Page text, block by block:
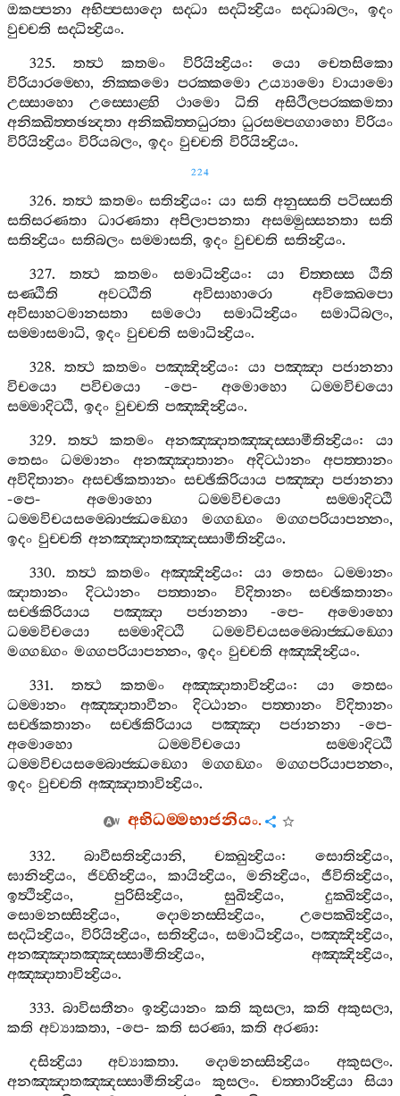
ඔකප‍්පනා අභිප‍්පසාදො සද‍්ධා සද‍්ධින්‍ද්‍රියං සද‍්ධාබලං,ඉදං
වුච‍්චති සද‍්ධින්‍ද්‍රියං.
325. තත්‍ථ කතමං විරියින්‍ද්‍රියං: යො
චෙතසිකො
විරියාරම‍්භො,නික‍්කමො පරක‍්කමො උය්‍යාමො වායාමො
උස‍්සාහො
උස‍්සොළ‍්හි ථාමො ධිති
අසිථිලපරක‍්කමතා
අනික‍්ඛිත‍්තඡන්‍දතා අනික‍්ඛිත‍්තධුරතා ධුරසම‍්පග‍්ගාහො විරියං
විරියින්‍ද්‍රියං විරියබලං, ඉදං වුච‍්චති විරියින්‍ද්‍රියං.
224
326. තත්‍ථ කතමං සතින්‍ද්‍රියං:යා සති අනුස‍්සති පටිස‍්සති
සතිසරණතා
ධාරණතා අපිලාපනතා අසම‍්මුස‍්සනතා
සති
සතින්‍ද්‍රියං සතිබලං සම‍්මාසති, ඉදං වුච‍්චති සතින්‍ද්‍රියං.
327.තත්‍ථ කතමං සමාධින්‍ද්‍රියං:යා චිත‍්තස‍්ස
ඨිති
සණ‍්ඨිති
අවට‍්ඨිති අවිසාහාරො
අවික‍්ඛෙපො
අවිසාහටමානසතා
සමථො සමාධින්‍ද්‍රියං සමාධිබලං,
සම‍්මාසමාධි, ඉදං වුච‍්චති සමාධින්‍ද්‍රියං.
328. තත්‍ථ කතමං පඤ‍්ඤින්‍ද්‍රියං:යා පඤ‍්ඤා පජානනා
විචයො
පවිචයො-පෙ-අමොහො
ධම‍්මවිචයො
සම‍්මාදිට‍්ඨි, ඉදං වුච‍්චති පඤ‍්ඤින්‍ද්‍රියං.
329. තත්‍ථ කතමං අනඤ‍්ඤාතඤ‍්ඤස‍්සාමීතින්‍ද්‍රියං: යා
තෙසං
ධම‍්මානං අනඤ‍්ඤාතානං අදිට‍්ඨානං
අපත‍්තානං
අවිදිතානං අසච‍්ඡිකතානං සච‍්ඡිකිරියාය පඤ‍්ඤා පජානනා
-පෙ-අමොහො ධම‍්මවිචයො
සම‍්මාදිට‍්ඨි
ධම‍්මවිචයසම‍්බොජ‍්ඣඞ‍්ගො
මග‍්ගඞ‍්ගං මග‍්ගපරියාපන‍්නං,
ඉදං වුච‍්චති අනඤ‍්ඤාතඤ‍්ඤස‍්සාමීතින්‍ද්‍රියං.
330. තත්‍ථ කතමං අඤ‍්ඤින්‍ද්‍රියං:යා තෙසං
ධම‍්මානං
ඤාතානං
දිට‍්ඨානං පත‍්තානං විදිතානං
සච‍්ඡිකතානං
සච‍්ඡිකිරියාය
පඤ‍්ඤා පජානනා-පෙ- අමොහො
ධම‍්මවිචයො
සම‍්මාදිට‍්ඨි
ධම‍්මවිචයසම‍්බොජ‍්ඣඞ‍්ගො
මග‍්ගඞ‍්ගං මග‍්ගපරියාපන‍්නං, ඉදං වුච‍්චති අඤ‍්ඤින්‍ද්‍රියං.
331.තත්‍ථ කතමං අඤ‍්ඤාතාවින්‍ද්‍රියං: යා
තෙසං
ධම‍්මානං
අඤ‍්ඤාතාවීනං දිට‍්ඨානං පත‍්තානං
විදිතානං
සච‍්ඡිකතානං
සච‍්ඡිකිරියාය පඤ‍්ඤා පජානනා -පෙ-
අමොහො
ධම‍්මවිචයො
සම‍්මාදිට‍්ඨි
ධම‍්මවිචයසම‍්බොජ‍්ඣඞ‍්ගො
මග‍්ගඞ‍්ගං මග‍්ගපරියාපන‍්නං,
ඉදං වුච‍්චති අඤ‍්ඤාතාවින්‍ද්‍රියං.
අභිධම‍්මභාජනියං.
332. බාවීසතින්‍ද්‍රියානි, චක‍්ඛුන්‍ද්‍රියං: සොතින්‍ද්‍රියං,
ඝානින්‍ද්‍රියං, ජිව‍්හින්‍ද්‍රියං, කායින්‍ද්‍රියං,මනින්‍ද්‍රියං, ජීවිතින්‍ද්‍රියං,
ඉත්‍ථින්‍ද්‍රියං, පුරිසින්‍ද්‍රියං, සුඛින්‍ද්‍රියං, දුක‍්ඛින්‍ද්‍රියං,
සොමනස‍්සින්‍ද්‍රියං, දොමනස‍්සින්‍ද්‍රියං, උපෙක‍්ඛින්‍ද්‍රියං,
සද‍්ධින්‍ද්‍රියං, විරියින්‍ද්‍රියං, සතින්‍ද්‍රියං, සමාධින්‍ද්‍රියං, පඤ‍්ඤින්‍ද්‍රියං,
අනඤ‍්ඤාතඤ‍්ඤස‍්සාමීතින්‍ද්‍රියං, අඤ‍්ඤින්‍ද්‍රියං,
අඤ‍්ඤාතාවින්‍ද්‍රියං.
333.බාවිසතීනං ඉන්‍ද්‍රියානං කති කුසලා, කති අකුසලා,
කති අව්‍යාකතා, -පෙ- කති සරණා, කති අරණා:
දසින්‍ද්‍රියා
අව්‍යාකතා.දොමනස‍්සින්‍ද්‍රියං අකුසලං.
අනඤ‍්ඤාතඤ‍්ඤස‍්සාමීතින්‍ද්‍රියං
කුසලං. චත‍්තාරින්‍ද්‍රියා
සියා